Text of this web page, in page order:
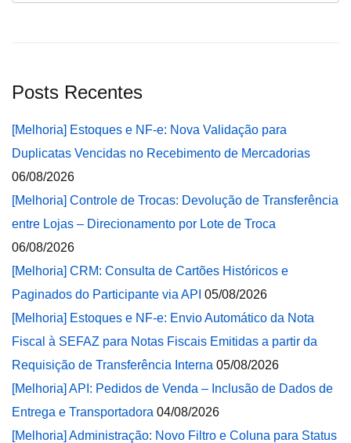
Posts Recentes
[Melhoria] Estoques e NF-e: Nova Validação para
Duplicatas Vencidas no Recebimento de Mercadorias
06/08/2026
[Melhoria] Controle de Trocas: Devolução de Transferência
entre Lojas – Direcionamento por Lote de Troca
06/08/2026
[Melhoria] CRM: Consulta de Cartões Históricos e
Paginados do Participante via API 05/08/2026
[Melhoria] Estoques e NF-e: Envio Automático da Nota
Fiscal à SEFAZ para Notas Fiscais Emitidas a partir da
Requisição de Transferência Interna 05/08/2026
[Melhoria] API: Pedidos de Venda – Inclusão de Dados de
Entrega e Transportadora 04/08/2026
[Melhoria] Administração: Novo Filtro e Coluna para Status